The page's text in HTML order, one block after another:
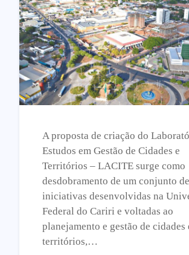
A proposta de criação do
Estudos em Gestão de Cidades e
Territórios – LACITE surge como
desdobramento de um conjunto de
iniciativas desenvolvidas na
Federal do Cariri e voltadas ao
planejamento e gestão de cidades
territórios,…